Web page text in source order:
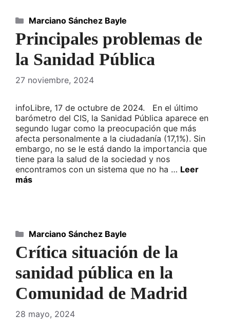
Principales problemas de
la Sanidad Pública
27 noviembre, 2024
infoLibre, 17 de octubre de 2024. En el último
barómetro del CIS, la Sanidad Pública aparece en
segundo lugar como la preocupación que más
afecta personalmente a la ciudadanía (17,1%). Sin
embargo, no se le está dando la importancia que
tiene para la salud de la sociedad y nos
encontramos con un sistema que no ha … Leer
más
Categorías
Marciano Sánchez Bayle
Crítica situación de la
sanidad pública en la
Comunidad de Madrid
28 mayo, 2024
Categorías
Marciano Sánchez Bayle